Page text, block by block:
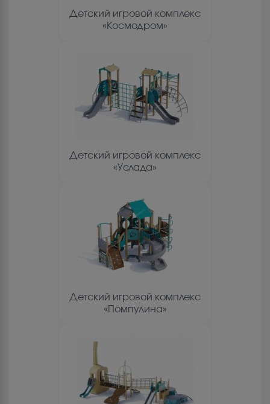
Детский игровой комплекс
«Космодром»
Детский игровой комплекс
«Услада»
Детский игровой комплекс
«Помпулина»